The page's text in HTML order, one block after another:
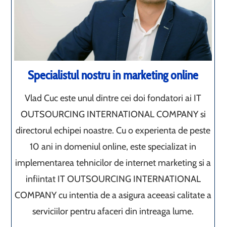
Specialistul nostru in marketing online
Vlad Cuc este unul dintre cei doi fondatori ai IT
OUTSOURCING INTERNATIONAL COMPANY si
directorul echipei noastre. Cu o experienta de peste
10 ani in domeniul online, este specializat in
implementarea tehnicilor de internet marketing si a
infiintat IT OUTSOURCING INTERNATIONAL
COMPANY cu intentia de a asigura aceeasi calitate a
serviciilor pentru afaceri din intreaga lume.